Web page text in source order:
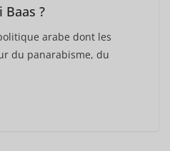
Baas ?
arabe dont les
du panarabisme, du